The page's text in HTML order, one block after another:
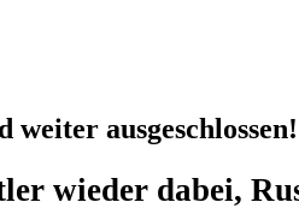
ausgeschlossen!
wieder dabei,